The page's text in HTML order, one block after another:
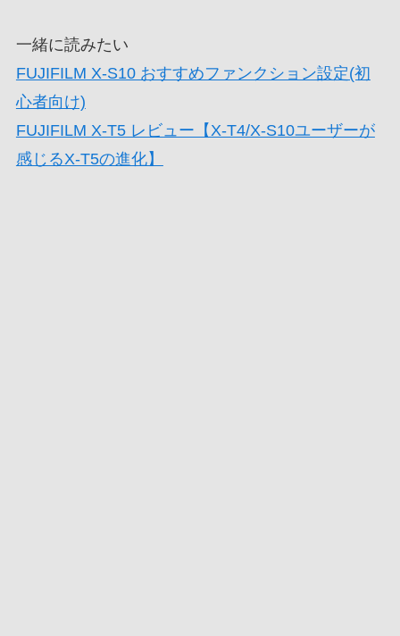
一緒に読みたい
FUJIFILM X-S10 おすすめファンクション設定(初
心者向け)
FUJIFILM X-T5 レビュー【X-T4/X-S10ユーザーが
感じるX-T5の進化】